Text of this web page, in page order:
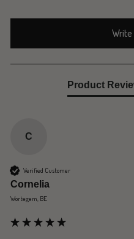
Product
C
Verified Customer
Cornelia
Wortegem, BE